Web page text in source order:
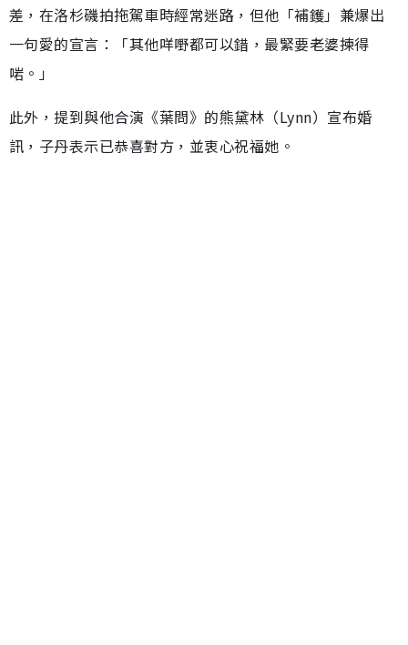
差，在洛杉磯拍拖駕車時經常迷路，但他「補鑊」兼爆出
一句愛的宣言：「其他咩嘢都可以錯，最緊要老婆揀得
啱。」
此外，提到與他合演《葉問》的熊黛林（Lynn）宣布婚
訊，子丹表示已恭喜對方，並衷心祝福她。